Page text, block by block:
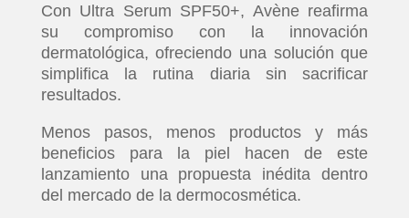
Con Ultra Serum SPF50+, Avène reafirma
su compromiso con la innovación
dermatológica, ofreciendo una solución que
simplifica la rutina diaria sin sacrificar
resultados.
Menos pasos, menos productos y más
beneficios para la piel hacen de este
lanzamiento una propuesta inédita dentro
del mercado de la dermocosmética.